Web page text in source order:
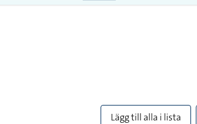
Lägg till alla i lista